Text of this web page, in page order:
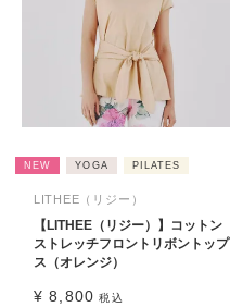
NEW YOGA PILATES
LITHEE（リジー）
【LITHEE（リジー）】コットン
ストレッチフロントリボントップ
ス（オレンジ）
¥ 8,800 税込